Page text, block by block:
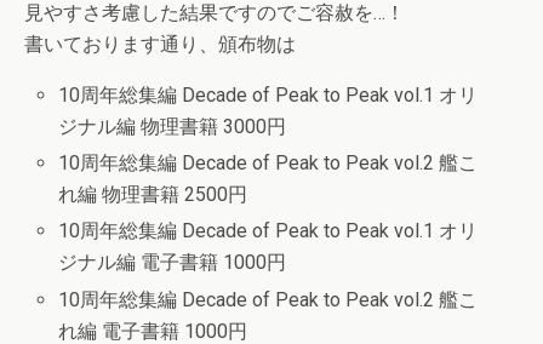
見やすさ考慮した結果ですのでご容赦を…！
書いております通り、頒布物は
10周年総集編 Decade of Peak to Peak vol.1 オリ
ジナル編 物理書籍 3000円
10周年総集編 Decade of Peak to Peak vol.2 艦こ
れ編 物理書籍 2500円
10周年総集編 Decade of Peak to Peak vol.1 オリ
ジナル編 電子書籍 1000円
10周年総集編 Decade of Peak to Peak vol.2 艦こ
れ編 電子書籍 1000円